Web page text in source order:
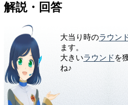
解説・回答
大当り時のラウン
ます。
大きいラウンド を
ね♪